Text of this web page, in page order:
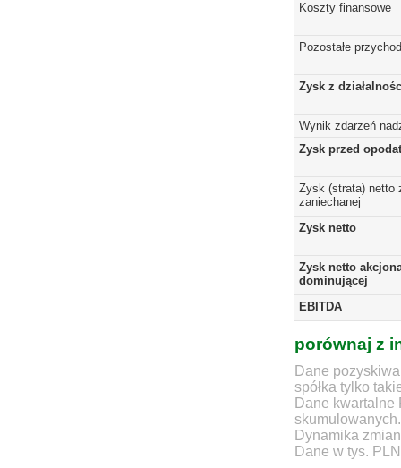
Koszty finansowe
Pozostałe
Zysk z
Wynik zdarzeń
Zysk przed
Zysk (strata) netto
zaniechanej
Zysk netto
Zysk netto
dominującej
EBITDA
porównaj z
Dane
spółka tylko
Dane
skumulowanych.
Dynamika
Dane w tys. PLN